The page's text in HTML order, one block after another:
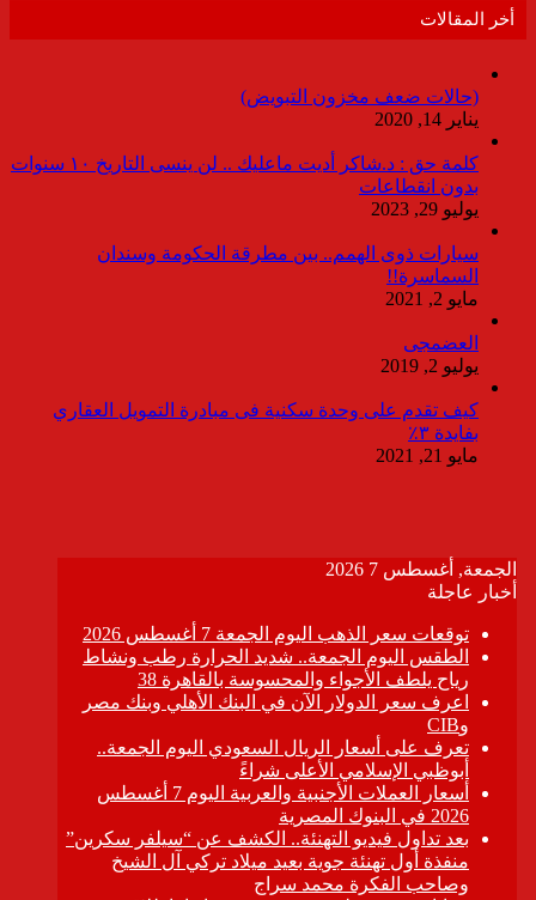
أخر المقالات
(حالات ضعف مخزون التبويض)
يناير 14, 2020
كلمة حق : د.شاكر أديت ماعليك .. لن ينسى التاريخ ١٠ سنوات
بدون انقطاعات
يوليو 29, 2023
سيارات ذوى الهمم.. بين مطرقة الحكومة وسندان
السماسرة!!
مايو 2, 2021
العضمجى
يوليو 2, 2019
كيف تقدم على وحدة سكنية فى مبادرة التمويل العقاري
بفايدة ٣٪
مايو 21, 2021